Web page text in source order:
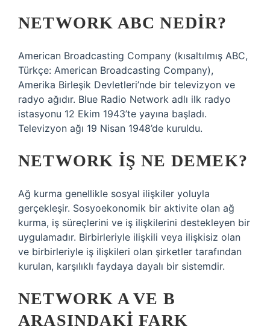
NETWORK ABC NEDIR?
American Broadcasting Company (kısaltılmış ABC,
Türkçe: American Broadcasting Company),
Amerika Birleşik Devletleri’nde bir televizyon ve
radyo ağıdır. Blue Radio Network adlı ilk radyo
istasyonu 12 Ekim 1943’te yayına başladı.
Televizyon ağı 19 Nisan 1948’de kuruldu.
NETWORK IŞ NE DEMEK?
Ağ kurma genellikle sosyal ilişkiler yoluyla
gerçekleşir. Sosyoekonomik bir aktivite olan ağ
kurma, iş süreçlerini ve iş ilişkilerini destekleyen bir
uygulamadır. Birbirleriyle ilişkili veya ilişkisiz olan
ve birbirleriyle iş ilişkileri olan şirketler tarafından
kurulan, karşılıklı faydaya dayalı bir sistemdir.
NETWORK A VE B
ARASINDAKI FARK